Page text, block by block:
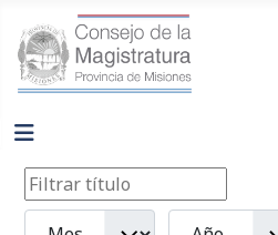
Filtros
Filtrar título
Mes
Año